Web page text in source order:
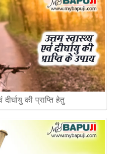
की प्राप्ति हेतु